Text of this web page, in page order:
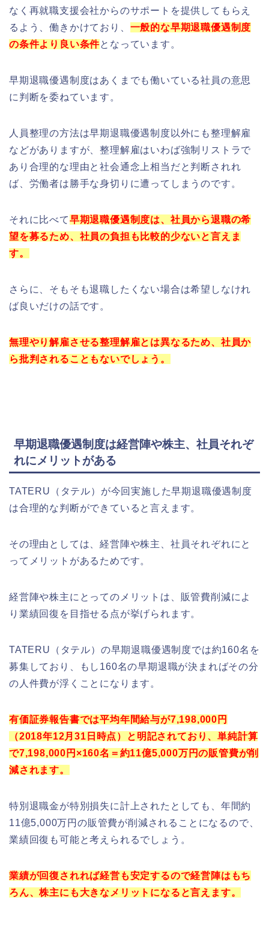
なく再就職支援会社からのサポートを提供してもらえ
るよう、働きかけており、 一般的な早期退職優遇制度
の条件より良い条件となっています。
早期退職優遇制度はあくまでも働いている社員の意思
に判断を委ねています。
人員整理の方法は早期退職優遇制度以外にも整理解雇
などがありますが、整理解雇はいわば強制リストラで
あり合理的な理由と社会通念上相当だと判断されれ
ば、労働者は勝手な身切りに遭ってしまうのです。
それに比べて早期退職優遇制度は、社員から退職の希
望を募るため、社員の負担も比較的少ないと言えま
す。
さらに、そもそも退職したくない場合は希望しなけれ
ば良いだけの話です。
無理やり解雇させる整理解雇とは異なるため、社員か
ら批判されることもないでしょう。
早期退職優遇制度は経営陣や株主、社員それぞ
れにメリットがある
TATERU（タテル）が今回実施した早期退職優遇制度
は合理的な判断ができていると言えます。
その理由としては、経営陣や株主、社員それぞれにと
ってメリットがあるためです。
経営陣や株主にとってのメリットは、販管費削減によ
り業績回復を目指せる点が挙げられます。
TATERU（タテル）の早期退職優遇制度では約160名を
募集しており、もし160名の早期退職が決まればその分
の人件費が浮くことになります。
有価証券報告書では平均年間給与が7,198,000円
（2018年12月31日時点）と明記されており、単純計算
で7,198,000円×160名＝約11億5,000万円の販管費が削
減されます。
特別退職金が特別損失に計上されたとしても、年間約
11億5,000万円の販管費が削減されることになるので、
業績回復も可能と考えられるでしょう。
業績が回復されれば経営も安定するので経営陣はもち
ろん、株主にも大きなメリットになると言えます。